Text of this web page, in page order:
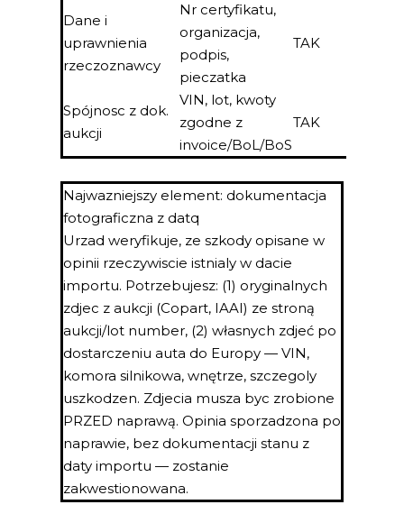
Dane i
uprawnienia
rzeczoznawcy
Nr certyfikatu,
organizacja,
podpis,
pieczatka
TAK
Spójnosc z dok.
aukcji
VIN, lot, kwoty
zgodne z
invoice/BoL/BoS
TAK
Najwazniejszy element: dokumentacja
fotograficzna z datq
Urzad weryfikuje, ze szkody opisane w
opinii rzeczywiscie istnialy w dacie
importu. Potrzebujesz: (1) oryginalnych
zdjec z aukcji (Copart, IAAI) ze stroną
aukcji/lot number, (2) własnych zdjeć po
dostarczeniu auta do Europy — VIN,
komora silnikowa, wnętrze, szczegoly
uszkodzen. Zdjecia musza byc zrobione
PRZED naprawą. Opinia sporzadzona po
naprawie, bez dokumentacji stanu z
daty importu — zostanie
zakwestionowana.